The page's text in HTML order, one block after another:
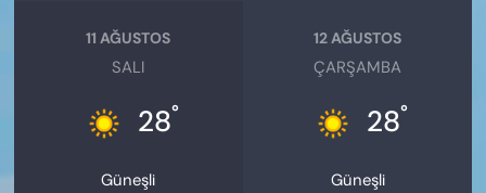
11 AĞUSTOS
SALI
28°
Güneşli
12 AĞUSTOS
ÇARŞAMBA
28°
Güneşli